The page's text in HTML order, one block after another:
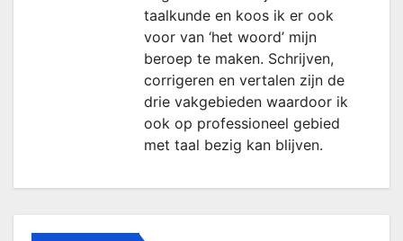
taalkunde en koos ik er ook
voor van ‘het woord’ mijn
beroep te maken. Schrijven,
corrigeren en vertalen zijn de
drie vakgebieden waardoor ik
ook op professioneel gebied
met taal bezig kan blijven.